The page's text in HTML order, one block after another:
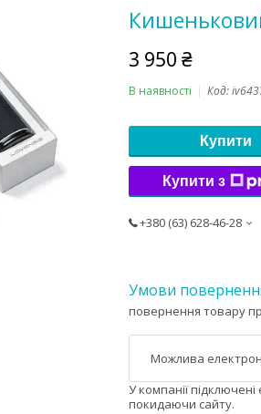
3 950 ₴
В наявності Код:
Купити
Купити з
+380 (63) 628-46-28
повернення товару
У компанії
покидаючи сайту.